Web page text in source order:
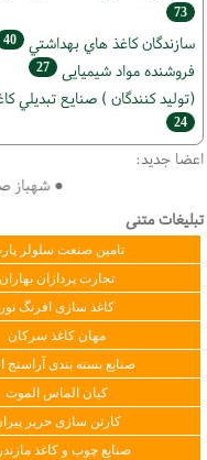
73
سازندگان كاغذ هاي بهداشتي 40
فروشنده مواد شیمیایی 27
(تولید كنندگان ) صنايع تبديلي
24
اعضا جدید:
● شهباز
تبلیغات متنی
تامین صنعت سلولز
تجارت پردازان بهاران
کاغذ سازی افرنگ نور
مهان کاغذ سرکان
صنایع بسته بندی آراسنج
کیان الماس الموت
کارتن سازی حریر
صنایع چوب و کاغذ